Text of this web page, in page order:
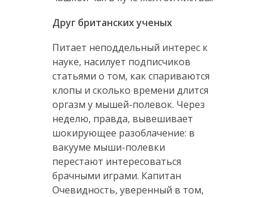
Друг британских ученых
Питает неподдельный интерес к
науке, насилует подписчиков
статьями о том, как спариваются
клопы и сколько времени длится
оргазм у мышей-полевок. Через
неделю, правда, вывешивает
шокирующее разоблачение: в
вакууме мыши-полевки
перестают интересоваться
брачными играми. Капитан
Очевидность, уверенный в том,